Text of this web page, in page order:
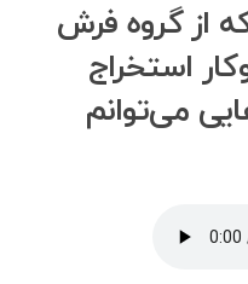
از گروه فرش
استخراج
می‌توانم